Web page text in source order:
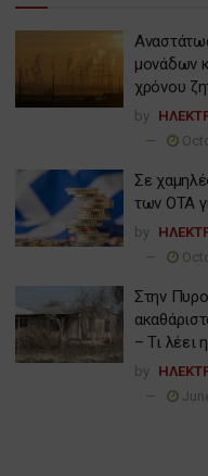
μονάδων
χρόνου
by
Σε
των ΟΤΑ
by
Στην
– Τι λέει
by